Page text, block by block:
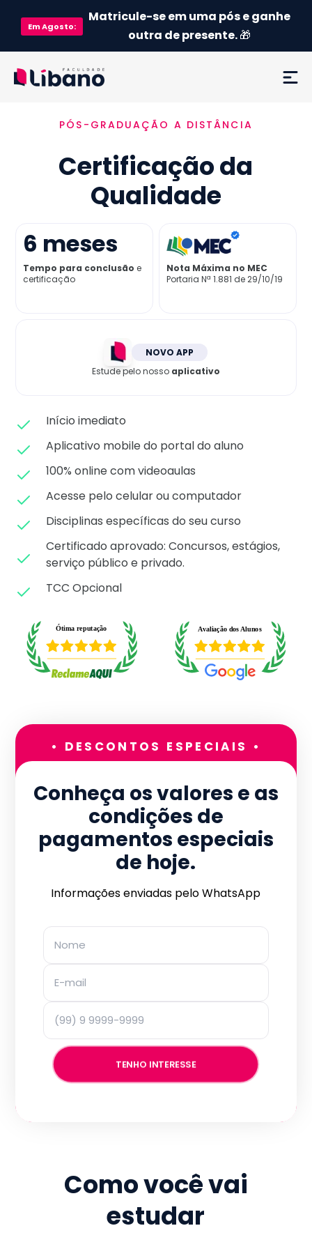
EmAgosto:
Matricule-se em uma pós e ganhe
outra de presente.🎁
Ementa
Como funciona
Credenciamento MEC
Preço
Já sou aluno
PÓS-GRADUAÇÃO A DISTÂNCIA
Certificação da
Qualidade
6 meses
Tempo para conclusão e
certificação
Nota Máxima no MEC
Portaria Nª 1.881 de 29/10/19
NOVO APP
Estude pelo nosso aplicativo
Início imediato
Aplicativo mobile do portal do aluno
100% online com videoaulas
Acesse pelo celular ou computador
Disciplinas específicas do seu curso
Certificado aprovado: Concursos, estágios,
serviço público e privado.
TCC Opcional
• DESCONTOS ESPECIAIS •
Conheça os valores e as
condições de
pagamentos especiais
de hoje.
Informações enviadas pelo WhatsApp
TENHO INTERESSE
Como você vai
estudar